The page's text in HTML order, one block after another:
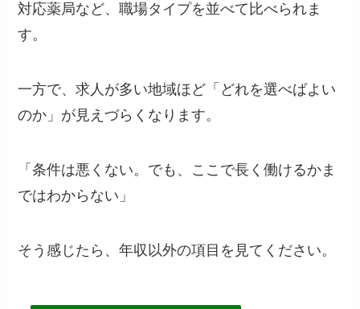
対応薬局など、職場タイプを並べて比べられま
す。
一方で、求人が多い地域ほど「どれを選べばよい
のか」が見えづらくなります。
「条件は悪くない。でも、ここで長く働けるかま
ではわからない」
そう感じたら、年収以外の項目を見てください。